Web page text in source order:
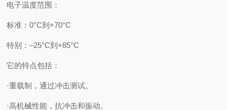
电子温度范围：
标准：0°C到+70°C
特别：–25°C到+85°C
它的特点包括：
·重载制，通过冲击测试。
·高机械性能，抗冲击和振动。